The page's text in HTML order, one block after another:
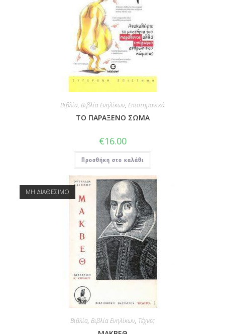
Βιβλία, Βιβλία Ενηλίκων, Επιστημονικά
ΤΟ ΠΑΡΑΞΕΝΟ ΣΩΜΑ
€16.00
Προσθήκη στο καλάθι
ΜΗ ΔΙΑΘΕΣΙΜΟ
Βιβλία, Βιβλία Ενηλίκων, Τέχνες